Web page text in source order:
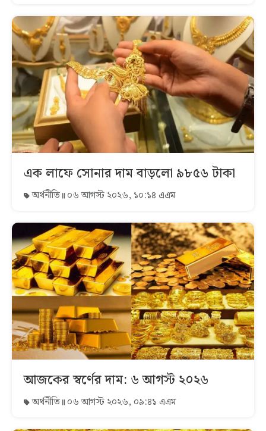
এক লাফে সোনার দাম বাড়লো ৯৮৫৬ টাকা
অর্থনীতি ০৬ আগস্ট ২০২৬, ১০:১৪ এএম
আজকের স্বর্ণের দাম: ৬ আগস্ট ২০২৬
অর্থনীতি ০৬ আগস্ট ২০২৬, ০৯:৪১ এএম